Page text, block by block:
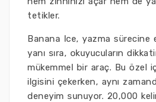
tetikler.
Banana Ice, yazma sürecine
yanı sıra, okuyucuların
mükemmel bir araç. Bu özel
ilgisini çekerken, aynı
deneyim sunuyor. 20,000